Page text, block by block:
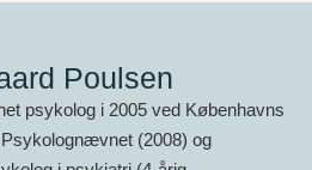
Poulsen
psykolog i 2005 ved Københavns
(2008) og